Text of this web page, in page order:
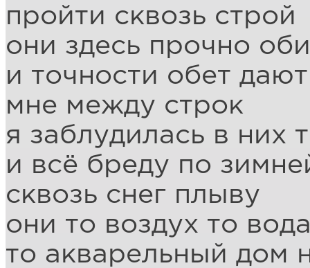
пройти сквозь строй
они здесь прочно
и точности обет дают
мне между строк
я заблудилась в них
и всё бреду по
сквозь снег плыву
они то воздух то
то акварельный дом